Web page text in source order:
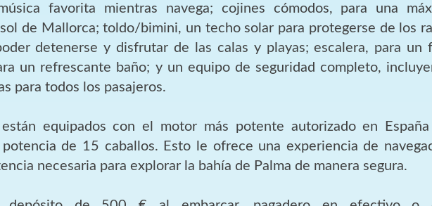
favorita mientras navega; cojines cómodos, para una
de Mallorca; toldo/bimini, un techo solar para protegerse de los
detenerse y disfrutar de las calas y playas; escalera, para un
un refrescante baño; y un equipo de seguridad completo,
para todos los pasajeros.
equipados con el motor más potente autorizado en
potencia de 15 caballos. Esto le ofrece una experiencia de
necesaria para explorar la bahía de Palma de manera segura.